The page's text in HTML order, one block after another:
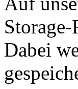
Dabei